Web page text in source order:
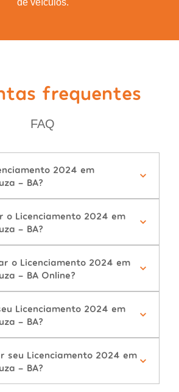
de veículos.
frequentes
FAQ
2024 em
- BA?
o Licenciamento 2024 em
- BA?
o Licenciamento 2024 em
- BA Online?
Licenciamento 2024 em
- BA?
seu Licenciamento 2024 em
- BA?